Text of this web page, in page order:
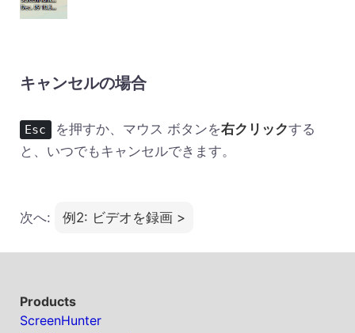
キャンセルの場合
Esc を押すか、マウス ボタンを右クリックする
と、いつでもキャンセルできます。
次へ: 例2: ビデオを録画 >
Products
ScreenHunter